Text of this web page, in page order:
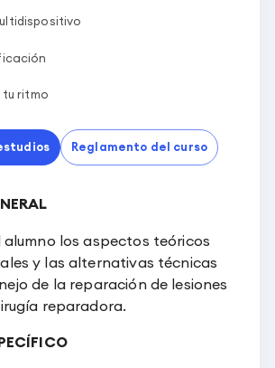
tu ritmo
Reglamento del curso
alumno los aspectos teóricos
y las alternativas técnicas
de la reparación de lesiones
reparadora.